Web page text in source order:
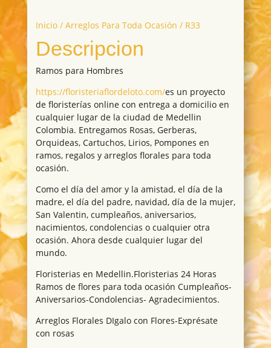
Inicio/ Arreglos Para Toda Ocasión / R33
Descripcion
Ramos para Hombres
https://floristeriaflordeloto.com/es un proyecto
de floristerías online con entrega a domicilio en
cualquier lugar de la ciudad de Medellin
Colombia. Entregamos Rosas, Gerberas,
Orquideas, Cartuchos, Lirios, Pompones en
ramos, regalos y arreglos florales para toda
ocasión.
Como el día del amor y la amistad, el día de la
madre, el día del padre, navidad, día de la mujer,
San Valentin, cumpleaños, aniversarios,
nacimientos, condolencias o cualquier otra
ocasión. Ahora desde cualquier lugar del
mundo.
Floristerias en Medellin.Floristerias 24 Horas
Ramos de flores para toda ocasión Cumpleaños-
Aniversarios-Condolencias- Agradecimientos.
Arreglos Florales DIgalo con Flores-Exprésate
con rosas